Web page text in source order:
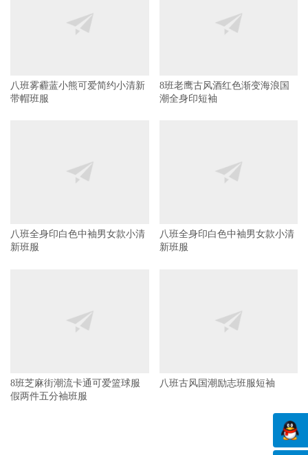
八班雾霾蓝小熊可爱简约小清新
带帽班服
8班老鹰古风酒红色渐变海浪国
潮全身印短袖
八班全身印白色中袖男女款小清
新班服
八班全身印白色中袖男女款小清
新班服
8班芝麻街潮流卡通可爱篮球服
假两件五分袖班服
八班古风国潮励志班服短袖